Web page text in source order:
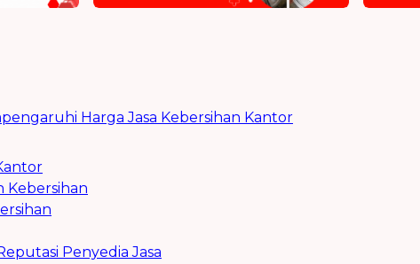
Harga Jasa Kebersihan Kantor
Kebersihan
Penyedia Jasa